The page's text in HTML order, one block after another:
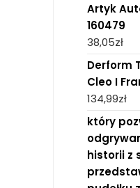
Artyk
160479
38,05zł
Derform
Cleo I
134,99zł
który
historii z